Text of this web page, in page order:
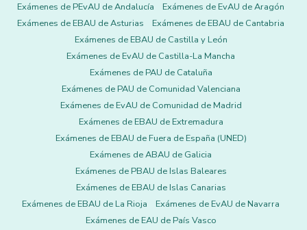
Exámenes de PEvAU de Andalucía
Exámenes de EvAU de Aragón
Exámenes de EBAU de Asturias
Exámenes de EBAU de Cantabria
Exámenes de EBAU de Castilla y León
Exámenes de EvAU de Castilla-La Mancha
Exámenes de PAU de Cataluña
Exámenes de PAU de Comunidad Valenciana
Exámenes de EvAU de Comunidad de Madrid
Exámenes de EBAU de Extremadura
Exámenes de EBAU de Fuera de España (UNED)
Exámenes de ABAU de Galicia
Exámenes de PBAU de Islas Baleares
Exámenes de EBAU de Islas Canarias
Exámenes de EBAU de La Rioja
Exámenes de EvAU de Navarra
Exámenes de EAU de País Vasco